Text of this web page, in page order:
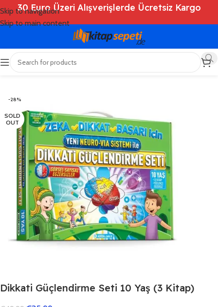
Skip to navigation
Skip to main content
30 Euro Üzeri Alışverişlerde Ücretsiz Kargo
Ana Sayfa Shop
-28%
SOLD
OUT
Dikkati Güçlendirme Seti 10 Yaş (3 Kitap)